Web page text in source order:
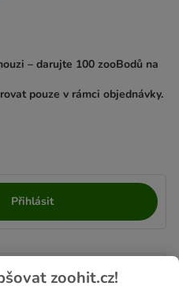
– darujte 100 zooBodů na
pouze v rámci objednávky.
Přihlásit
zoohit.cz!